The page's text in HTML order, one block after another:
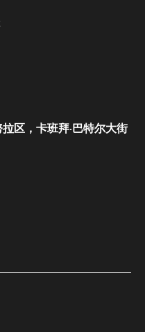
区，卡班拜·巴特尔大街